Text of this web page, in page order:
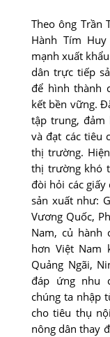
Theo ông Trần
Hành Tím
mạnh xuất
dân trực tiếp
để hình thành
kết bền vững.
tập trung, đảm
và đạt các tiêu
thị trường.
thị trường khó
đòi hỏi các giấy
sản xuất như:
Vương Quốc,
Nam, củ hành
hơn Việt Nam
Quảng Ngãi,
đáp ứng nhu
chúng ta nhập
cho tiêu thụ
nông dân thay